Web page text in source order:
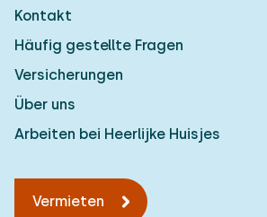
Kontakt
Häufig gestellte Fragen
Versicherungen
Über uns
Arbeiten bei Heerlijke Huisjes
Vermieten